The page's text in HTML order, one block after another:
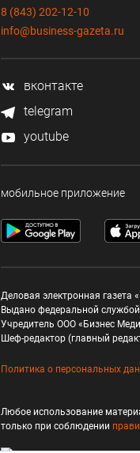
8 (843) 202-12-10
info@business-gazeta.ru
вконтакте
telegram
youtube
мобильное приложение
Деловая электронная газета
Выдано федеральной
Учредитель ООО «Бизнес
Шеф-редактор (главный
Политика о персональных
Любое использование
только при соблюдении